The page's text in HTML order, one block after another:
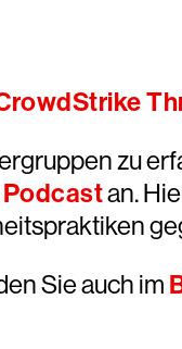
zu
an.
Sie auch im